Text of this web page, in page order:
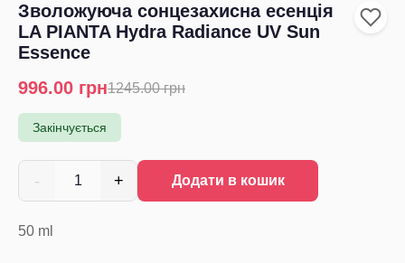
Зволожуюча сонцезахисна есенція
LA PIANTA Hydra Radiance UV Sun
Essence
996.00 грн1245.00грн
Закінчується
- 1 + Додати в кошик
50 ml